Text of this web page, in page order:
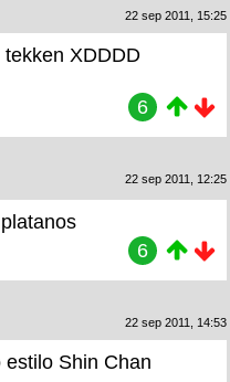
22 sep 2011, 15:25
XDDDD
6
22 sep 2011, 12:25
6
22 sep 2011, 14:53
Shin Chan